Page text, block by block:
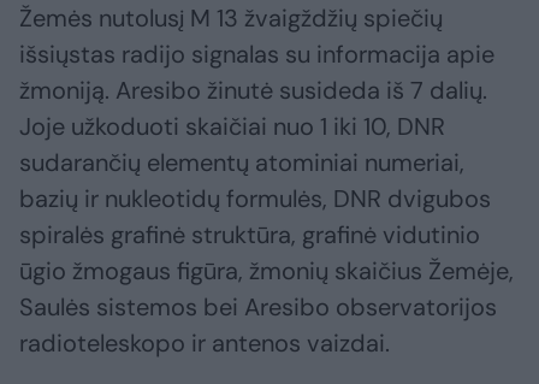
Žemės nutolusį M 13 žvaigždžių spiečių
išsiųstas radijo signalas su informacija apie
žmoniją. Aresibo žinutė susideda iš 7 dalių.
Joje užkoduoti skaičiai nuo 1 iki 10, DNR
sudarančių elementų atominiai numeriai,
bazių ir nukleotidų formulės, DNR dvigubos
spiralės grafinė struktūra, grafinė vidutinio
ūgio žmogaus figūra, žmonių skaičius Žemėje,
Saulės sistemos bei Aresibo observatorijos
radioteleskopo ir antenos vaizdai.